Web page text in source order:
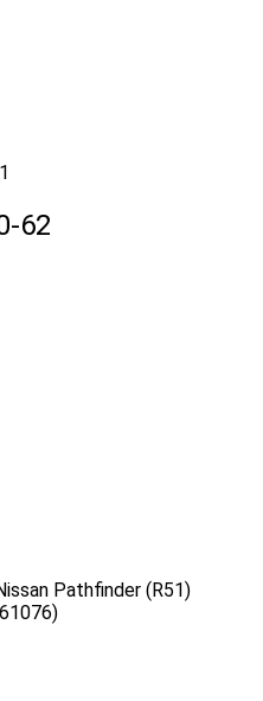
62
Pathfinder (R51)